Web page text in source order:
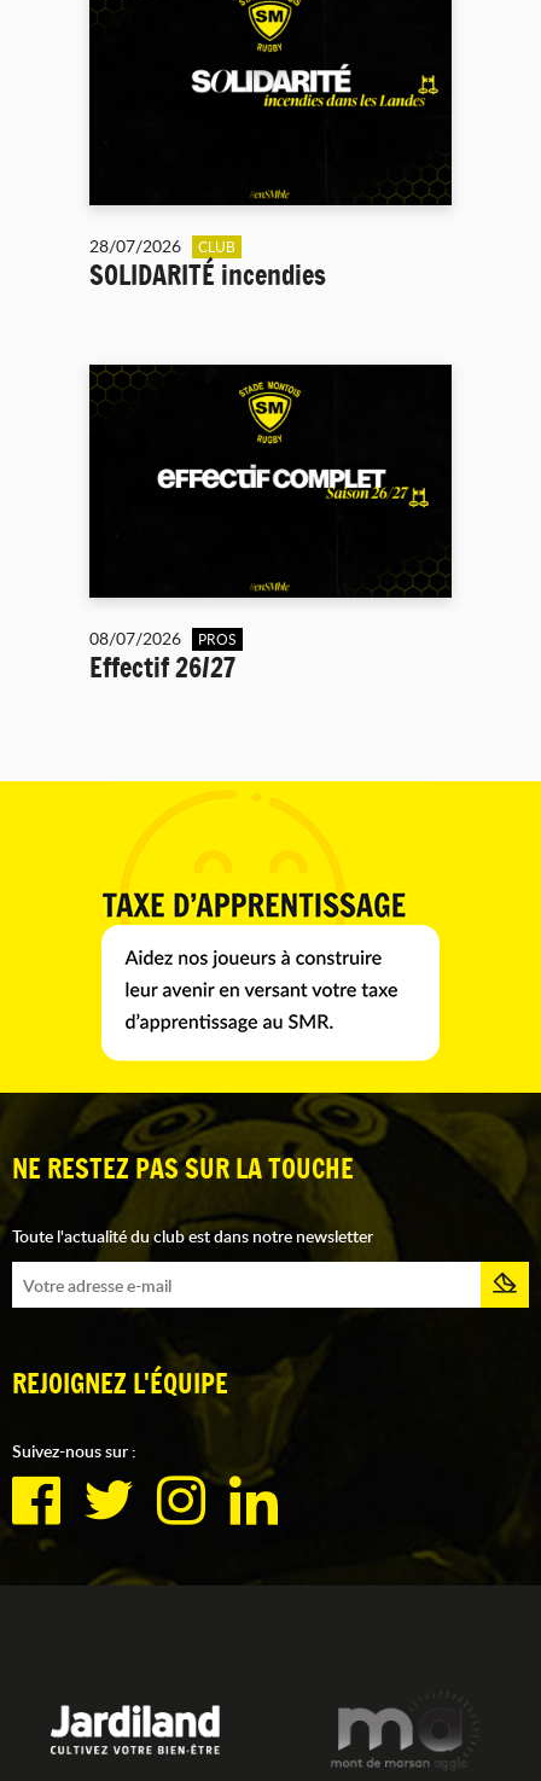
28/07/2026 CLUB
SOLIDARITÉ incendies
08/07/2026 PROS
Effectif 26/27
NE RESTEZ PAS SUR LA TOUCHE
Toute l'actualité du club est dans notre newsletter
REJOIGNEZ L'ÉQUIPE
Suivez-nous sur :